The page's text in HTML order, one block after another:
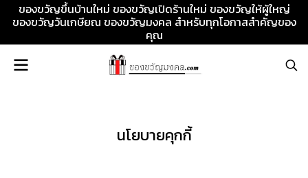
ของขวัญขึ้นบ้านใหม่ ของขวัญเปิดร้านใหม่ ของขวัญให้ผู้ใหญ่
ของขวัญวันเกษียณ ของขวัญมงคล สำหรับทุกโอกาสสำคัญของ
คุณ
นโยบายคุกกี้